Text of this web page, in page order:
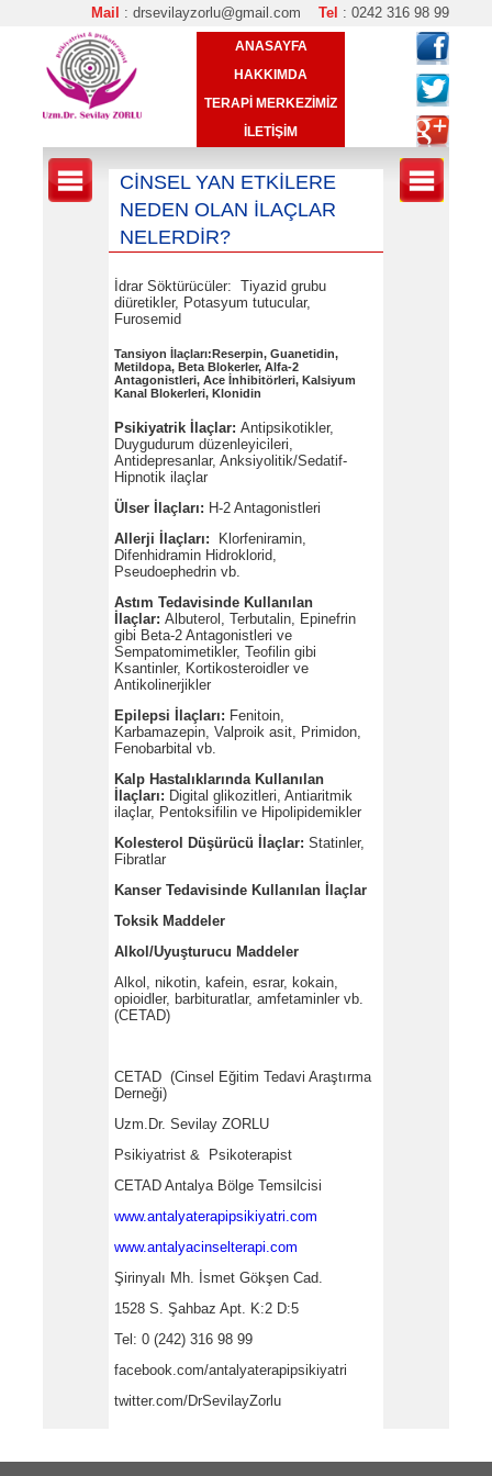
Mail : drsevilayzorlu@gmail.com Tel : 0242 316 98 99
ANASAYFA
HAKKIMDA
TERAPİ MERKEZİMİZ
İLETİŞİM
CİNSEL YAN ETKİLERE
NEDEN OLAN İLAÇLAR
NELERDİR?
İdrar Söktürücüler: Tiyazid grubu
diüretikler, Potasyum tutucular,
Furosemid
Tansiyon İlaçları:Reserpin, Guanetidin,
Metildopa, Beta Blokerler, Alfa-2
Antagonistleri, Ace İnhibitörleri, Kalsiyum
Kanal Blokerleri, Klonidin
Psikiyatrik İlaçlar: Antipsikotikler,
Duygudurum düzenleyicileri,
Antidepresanlar, Anksiyolitik/Sedatif-
Hipnotik ilaçlar
Ülser İlaçları: H-2 Antagonistleri
Allerji İlaçları:
Klorfeniramin,
Difenhidramin Hidroklorid,
Pseudoephedrin vb.
Astım Tedavisinde Kullanılan
İlaçlar: Albuterol, Terbutalin, Epinefrin
gibi Beta-2 Antagonistleri ve
Sempatomimetikler, Teofilin gibi
Ksantinler, Kortikosteroidler ve
Antikolinerjikler
Epilepsi İlaçları: Fenitoin,
Karbamazepin, Valproik asit, Primidon,
Fenobarbital vb.
Kalp Hastalıklarında Kullanılan
İlaçları: Digital glikozitleri, Antiaritmik
ilaçlar, Pentoksifilin ve Hipolipidemikler
Kolesterol Düşürücü İlaçlar: Statinler,
Fibratlar
Kanser Tedavisinde Kullanılan İlaçlar
Toksik Maddeler
Alkol/Uyuşturucu Maddeler
Alkol, nikotin, kafein, esrar, kokain,
opioidler, barbituratlar, amfetaminler vb.
(CETAD)
CETAD (Cinsel Eğitim Tedavi Araştırma
Derneği)
Uzm.Dr. Sevilay ZORLU
Psikiyatrist & Psikoterapist
CETAD Antalya Bölge Temsilcisi
www.antalyaterapipsikiyatri.com
www.antalyacinselterapi.com
Şirinyalı Mh. İsmet Gökşen Cad.
1528 S. Şahbaz Apt. K:2 D:5
Tel: 0 (242) 316 98 99
facebook.com/antalyaterapipsikiyatri
twitter.com/DrSevilayZorlu